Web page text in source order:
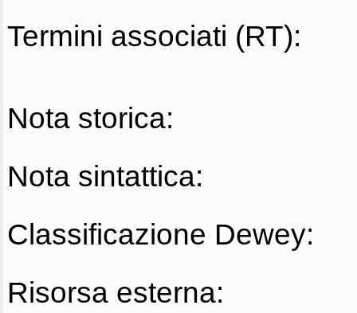
Termini associati (RT):
Nota storica:
Nota sintattica:
Classificazione Dewey:
Risorsa esterna: